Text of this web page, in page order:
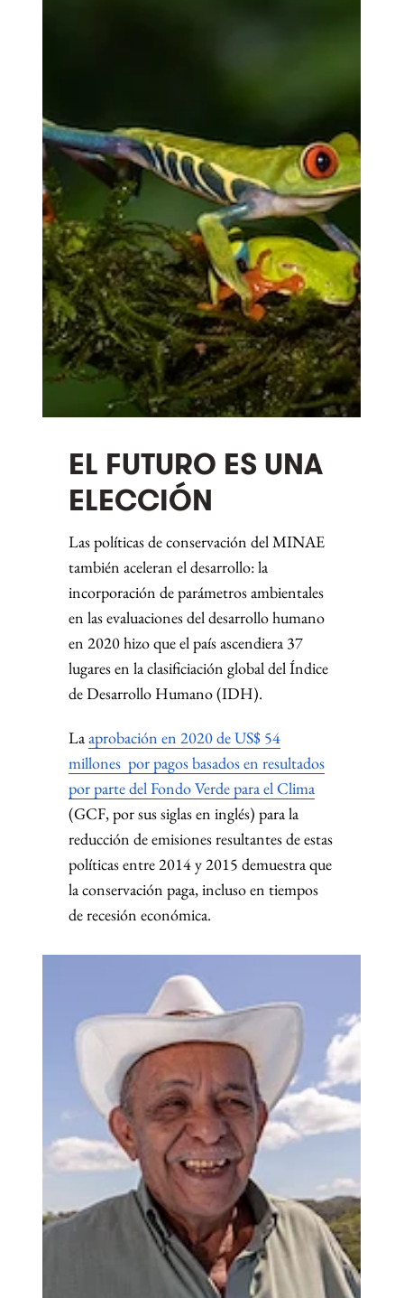
Proteger y restaurarbyPrograma de Naciones
Unidas para el Desarrollo - PNUDon on
EXPOSURE
Related Content
PUBLICACIONES
Aprendizajes y caminos para
la participación efectiva de
comunidades locales en la
política ambiental
cómo los Pueblos Indígenas y las comunidades locales han
influido de manera efectiva en los…
LEER MÁS
PUBLICACIONES
Evidencias y orientaciones
para programas de
digitalización de mipymes:
aprendizajes del Programa
Local Digital en Paraguay
En el Paraguay, como en otros países de economías de
ingresos medios, las brechas de digitalización limitan la
capacidad de las micro, pequeñas y medianas…
LEER MÁS
Rutas de inclusión financiera:
modelos y herramientas para
la escalabilidad regional
Este documento presenta la sistematización de ocho iniciativas
implementadas por oficinas país del PNUD que destacan por su
nivel de madurez, claridad…
LEER MÁS